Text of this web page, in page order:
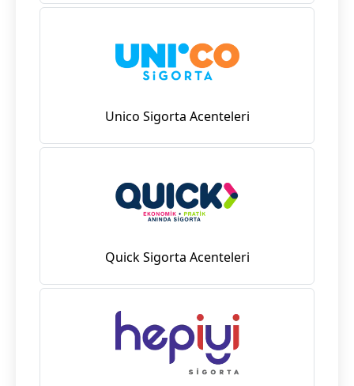
Unico Sigorta Acenteleri
Quick Sigorta Acenteleri